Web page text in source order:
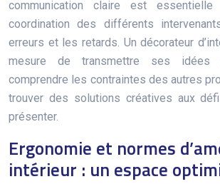
communication claire est
coordination des différents
erreurs et les retards. Un décorateur
mesure de transmettre ses idées
comprendre les contraintes des autres
trouver des solutions créatives aux
présenter.
Ergonomie et normes
intérieur : un espace